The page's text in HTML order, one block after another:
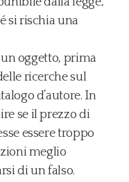
si rischia una
oggetto, prima
ricerche sul
d’autore. In
se il prezzo di
essere troppo
meglio
di un falso.